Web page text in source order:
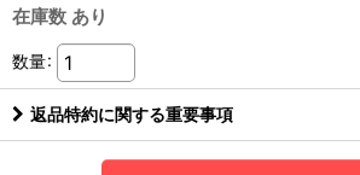
在庫数 あり
数量:
返品特約に関する重要事項